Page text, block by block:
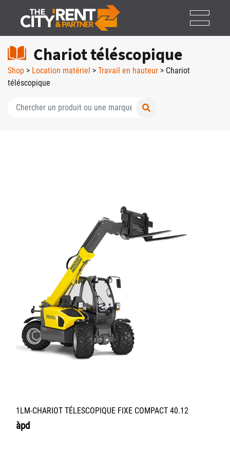
Chariot téléscopique
Shop > Location matériel > Travail en hauteur > Chariot
téléscopique
1LM-CHARIOT TÉLESCOPIQUE FIXE COMPACT 40.12
àpd
Panneau de gestion des cookies